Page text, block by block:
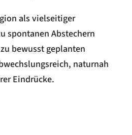
als vielseitiger
spontanen Abstechern
bewusst geplanten
naturnah
Eindrücke.